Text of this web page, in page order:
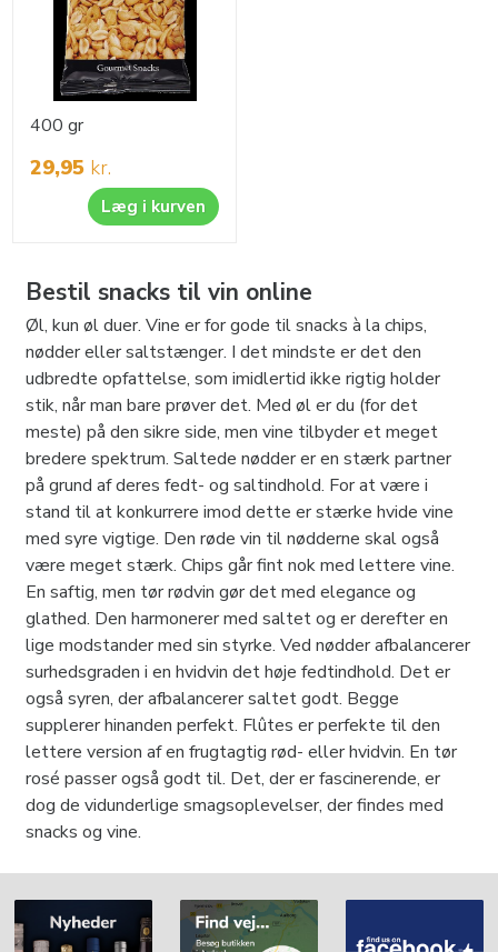
400 gr
29,95 kr.
Læg i kurven
Bestil snacks til vin online
Øl, kun øl duer. Vine er for gode til snacks à la chips,
nødder eller saltstænger. I det mindste er det den
udbredte opfattelse, som imidlertid ikke rigtig holder
stik, når man bare prøver det. Med øl er du (for det
meste) på den sikre side, men vine tilbyder et meget
bredere spektrum. Saltede nødder er en stærk partner
på grund af deres fedt- og saltindhold. For at være i
stand til at konkurrere imod dette er stærke hvide vine
med syre vigtige. Den røde vin til nødderne skal også
være meget stærk. Chips går fint nok med lettere vine.
En saftig, men tør rødvin gør det med elegance og
glathed. Den harmonerer med saltet og er derefter en
lige modstander med sin styrke. Ved nødder afbalancerer
surhedsgraden i en hvidvin det høje fedtindhold. Det er
også syren, der afbalancerer saltet godt. Begge
supplerer hinanden perfekt. Flûtes er perfekte til den
lettere version af en frugtagtig rød- eller hvidvin. En tør
rosé passer også godt til. Det, der er fascinerende, er
dog de vidunderlige smagsoplevelser, der findes med
snacks og vine.